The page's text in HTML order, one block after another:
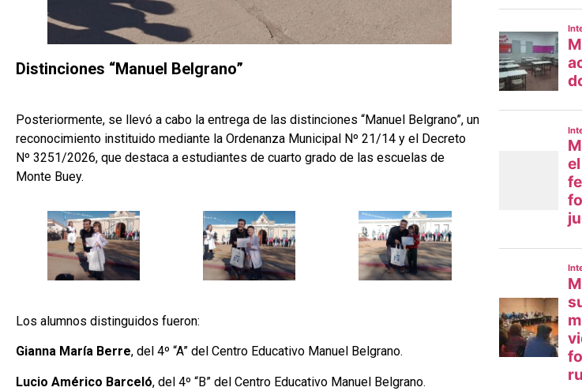
Distinciones “Manuel Belgrano”
Posteriormente, se llevó a cabo la entrega de las distinciones “Manuel Belgrano”, un
reconocimiento instituido mediante la Ordenanza Municipal Nº 21/14 y el Decreto
Nº 3251/2026, que destaca a estudiantes de cuarto grado de las escuelas de
Monte Buey.
Los alumnos distinguidos fueron:
Gianna María Berre, del 4º “A” del Centro Educativo Manuel Belgrano.
Lucio Américo Barceló, del 4º “B” del Centro Educativo Manuel Belgrano.